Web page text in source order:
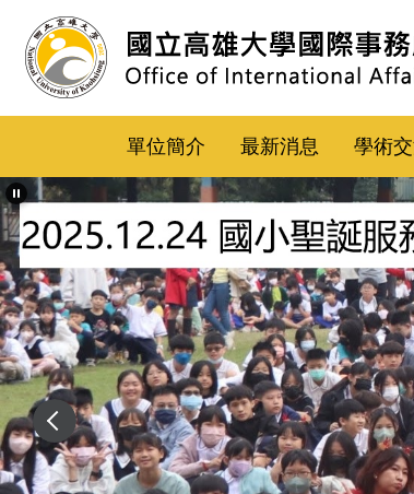
到
主
內
區
單位簡介 最新消息 學術